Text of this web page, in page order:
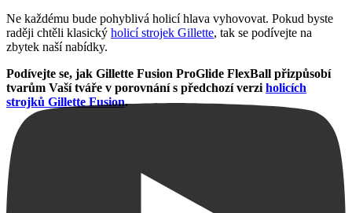
Ne každému bude pohyblivá holicí hlava vyhovovat. Pokud byste
raději chtěli klasický holicí strojek Gillette, tak se podívejte na
zbytek naší nabídky.
Podívejte se, jak Gillette Fusion ProGlide FlexBall přizpůsobí
tvarům Vaší tváře v porovnání s předchozí verzi holicích
strojků Gillette Fusion.